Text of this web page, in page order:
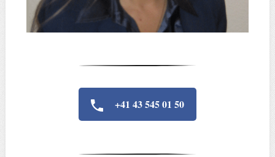
+41 43 545 01 50